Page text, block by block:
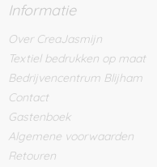
Informatie
Over CreaJasmijn
Textiel bedrukken op maat
Bedrijvencentrum Blijham
Contact
Gastenboek
Algemene voorwaarden
Retouren